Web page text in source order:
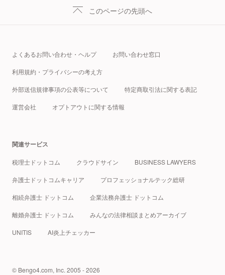
このページの先頭へ
よくあるお問い合わせ・ヘルプ お問い合わせ窓口
利用規約・プライバシーの考え方
外部送信規律事項の公表等について 特定商取引法に関する表記
運営会社 オプトアウトに関する情報
関連サービス
税理士ドットコム クラウドサイン BUSINESS LAWYERS
弁護士ドットコムキャリア プロフェッショナルテック総研
相続弁護士 ドットコム 企業法務弁護士 ドットコム
離婚弁護士 ドットコム みんなの法律相談まとめアーカイブ
UNITIS AI炎上チェッカー
© Bengo4.com, Inc. 2005 - 2026